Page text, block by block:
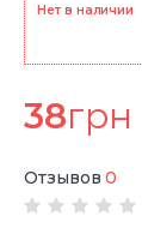
Нет в наличии
38грн
Отзывов 0